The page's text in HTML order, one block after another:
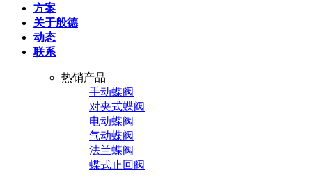
方案
关于般德
动态
联系
热销产品
手动蝶阀
对夹式蝶阀
电动蝶阀
气动蝶阀
法兰蝶阀
蝶式止回阀